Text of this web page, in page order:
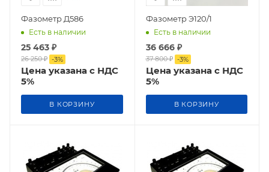
Фазометр Д586
Есть в наличии
25 463 ₽
26 250₽ -3%
Цена указана с НДС
5%
В КОРЗИНУ
Фазометр Э120/1
Есть в наличии
36 666₽
37 800₽ -3%
Цена указана с НДС
5%
В КОРЗИНУ